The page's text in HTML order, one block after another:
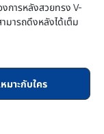
การหลังสวยทรง V-
มารถดึงหลังได้เต็ม
หมาะกับใคร